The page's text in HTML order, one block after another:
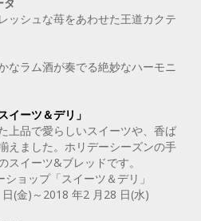
ッシュな苺をあわせた王道カクテ
なラム酒が奏でる絶妙なハーモニ
イーツ＆デリ」
上品で愛らしいスイーツや、香ば
えました。ホリデーシーズンの手
スイーツ&ブレッドです。
ョップ「スイーツ＆デリ」
(金)～2018 年2 月28 日(水)